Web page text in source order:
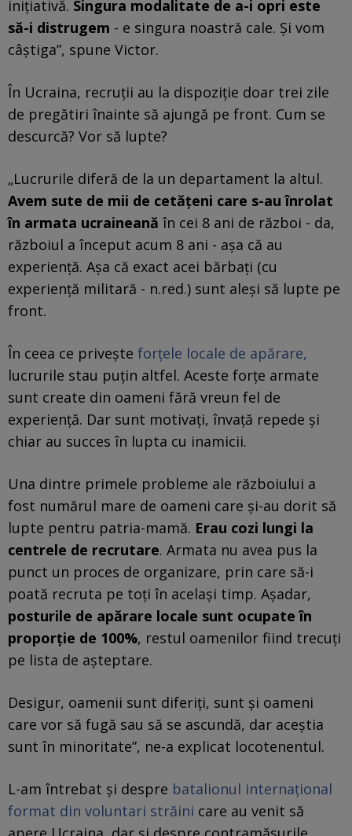
inițiativă. Singura modalitate de a-i opri este
să-i distrugem - e singura noastră cale. Și vom
câștiga”, spune Victor.
În Ucraina, recruții au la dispoziție doar trei zile
de pregătiri înainte să ajungă pe front. Cum se
descurcă? Vor să lupte?
„Lucrurile diferă de la un departament la altul.
Avem sute de mii de cetățeni care s-au înrolat
în armata ucraineană în cei 8 ani de război - da,
războiul a început acum 8 ani - așa că au
experiență. Așa că exact acei bărbați (cu
experiență militară - n.red.) sunt aleși să lupte pe
front.
În ceea ce privește forțele locale de apărare,
lucrurile stau puțin altfel. Aceste forțe armate
sunt create din oameni fără vreun fel de
experiență. Dar sunt motivați, învață repede și
chiar au succes în lupta cu inamicii.
Una dintre primele probleme ale războiului a
fost numărul mare de oameni care și-au dorit să
lupte pentru patria-mamă. Erau cozi lungi la
centrele de recrutare. Armata nu avea pus la
punct un proces de organizare, prin care să-i
poată recruta pe toți în același timp. Așadar,
posturile de apărare locale sunt ocupate în
proporție de 100%, restul oamenilor fiind trecuți
pe lista de așteptare.
Desigur, oamenii sunt diferiți, sunt și oameni
care vor să fugă sau să se ascundă, dar aceștia
sunt în minoritate”, ne-a explicat locotenentul.
L-am întrebat și despre batalionul internațional
format din voluntari străini care au venit să